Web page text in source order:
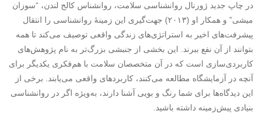
در چاپ جدید ژورنال روانشناسی سلامت، روانشناس کالج لندن، “سوزان
میشی” و همکار او (۲۰۱۳) جهت‌گیری این زمینۀ روانشناسی را انتقال
پیشرفت‌های اخیر به استراتژی‌های زندگی واقعی توصیف می‌کند تا همه
بتوانند از آن نفع ببرند. این بخشی از جنبشی بزرگ‌تر به نام پژوهش‌های
کاربردی‌سازی است که در آن متخصصان سلامت با هم‌فکری یکدیگر برای
آنچه در آزمایشگاه مطالعه می‌کنند، کاربردهای واقعی می‌یابند. برخی از
این دیدگاه‌ها برای شما رنگ و بویی آشنا دارند، به‌ویژه اگر در روانشناسی
بنیادی پیش‌زمینه داشته باشید.